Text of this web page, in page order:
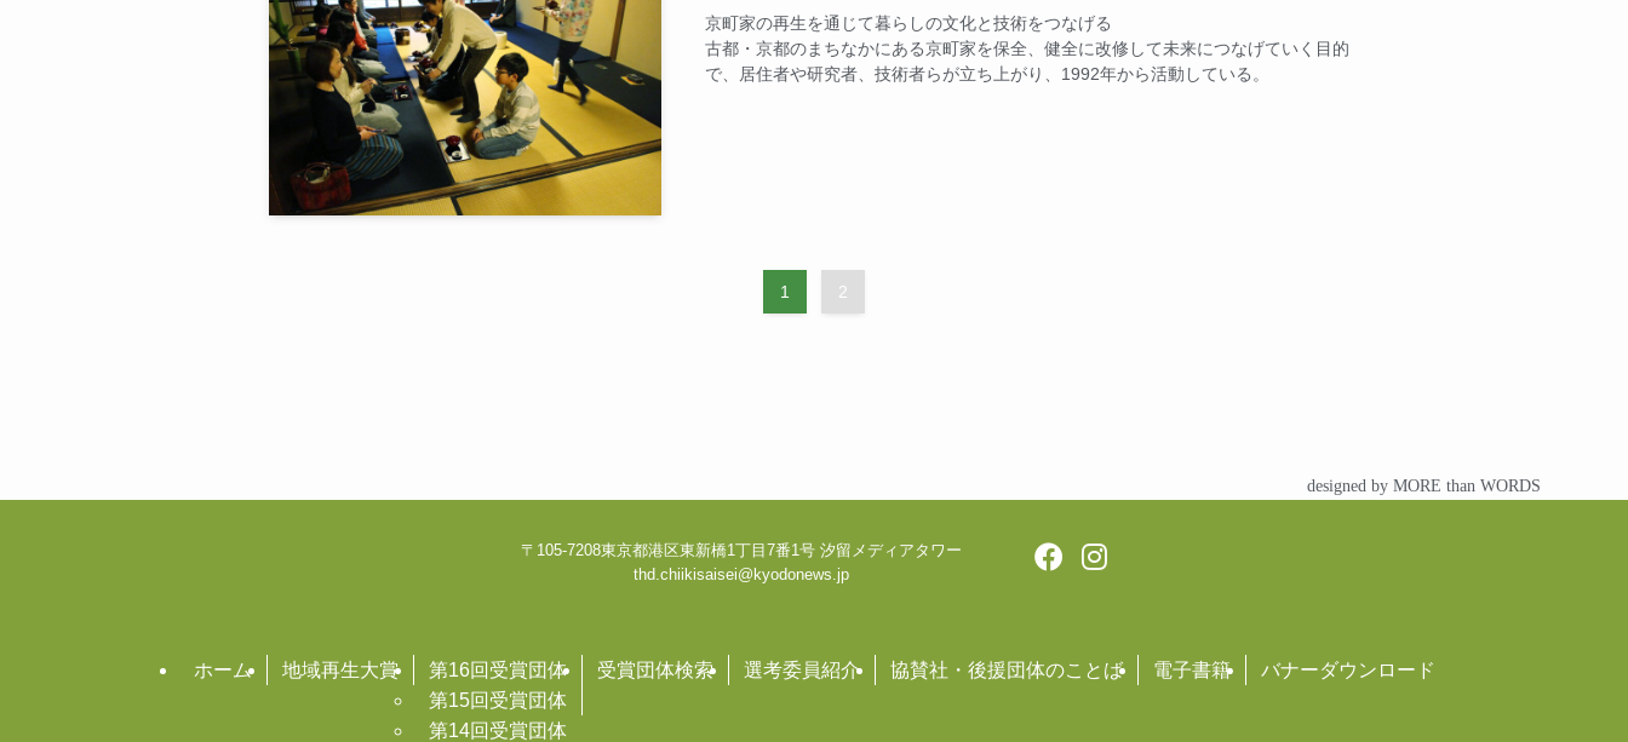
京町家の再生を通じて暮らしの文化と技術をつなげる
古都・京都のまちなかにある京町家を保全、健全に改修して未来につなげていく目的
で、居住者や研究者、技術者らが立ち上がり、1992年から活動している。
1 2
designed by MORE than WORDS
〒105-7208東京都港区東新橋1丁目7番1号 汐留メディアタワー
thd.chiikisaisei@kyodonews.jp
ホーム 地域再生大賞
第16回受賞団体
第15回受賞団体
第14回受賞団体
受賞団体検索 選考委員紹介 協賛社・後援団体のことば 電子書籍 バナーダウンロード